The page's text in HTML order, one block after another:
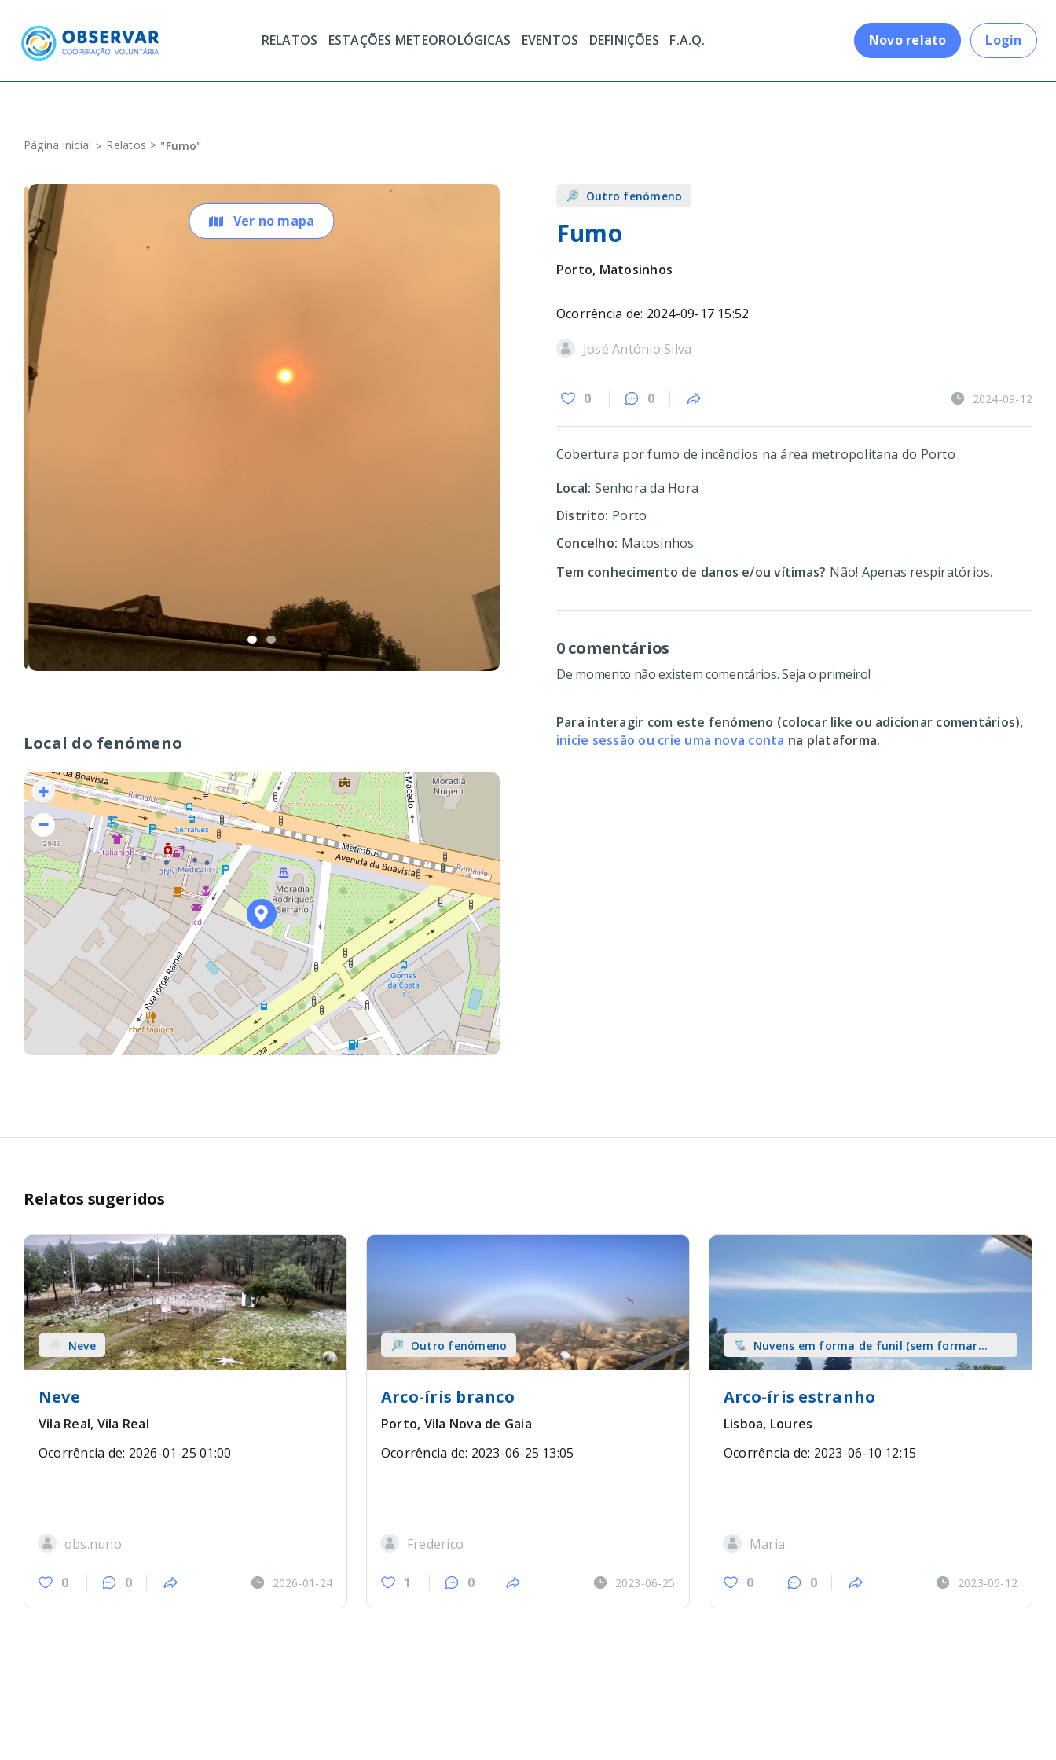
content
RELATOS ESTAÇÕES METEOROLÓGICAS EVENTOS DEFINIÇÕES F.A.Q. Novo relato Login
Página inicial Relatos "Fumo"
Ver no mapa
Local do fenómeno
+
−
Outro fenómeno
Fumo
Porto, Matosinhos
Ocorrência de: 2024-09-17 15:52
José António Silva
0 0 2024-09-12
Cobertura por fumo de incêndios na área metropolitana do Porto
Local: Senhora da Hora
Distrito: Porto
Concelho: Matosinhos
Tem conhecimento de danos e/ou vítimas? Não! Apenas respiratórios.
0 comentários
De momento não existem comentários. Seja o primeiro!
Para interagir com este fenómeno (colocar like ou adicionar comentários),
inicie sessão ou crie uma nova conta na plataforma.
Relatos sugeridos
Neve
Neve
Vila Real, Vila Real
Ocorrência de: 2026-01-25 01:00
obs.nuno
0 0 2026-01-24
Outro fenómeno
Arco-íris branco
Porto, Vila Nova de Gaia
Ocorrência de: 2023-06-25 13:05
Frederico
1 0 2023-06-25
Nuvens em forma de funil (sem formar
tromba) sobre terra
Arco-íris estranho
Lisboa, Loures
Ocorrência de: 2023-06-10 12:15
Maria
0 0 2023-06-12